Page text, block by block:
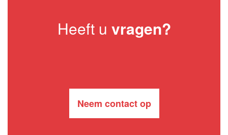
Heeft u vragen?
Neem contact op